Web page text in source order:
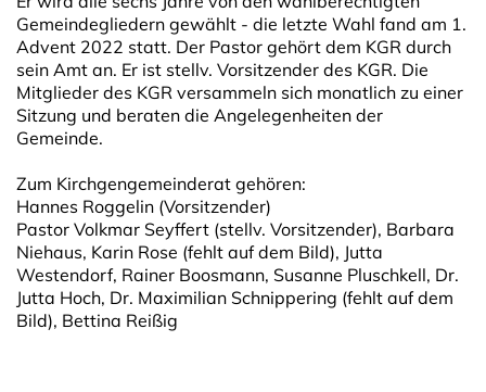
Gemeindegliedern gewählt - die letzte Wahl fand am 1.
Advent 2022 statt. Der Pastor gehört dem KGR durch
sein Amt an. Er ist stellv. Vorsitzender des KGR. Die
Mitglieder des KGR versammeln sich monatlich zu einer
Sitzung und beraten die Angelegenheiten der
Gemeinde.
Zum Kirchgengemeinderat gehören:
Hannes Roggelin (Vorsitzender)
Pastor Volkmar Seyffert (stellv. Vorsitzender), Barbara
Niehaus, Karin Rose (fehlt auf dem Bild), Jutta
Westendorf, Rainer Boosmann, Susanne Pluschkell, Dr.
Jutta Hoch, Dr. Maximilian Schnippering (fehlt auf dem
Bild), Bettina Reißig